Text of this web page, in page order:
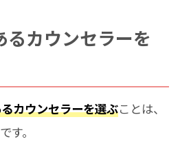
るカウンセラーを
カウンセラーを選ぶことは、
す。